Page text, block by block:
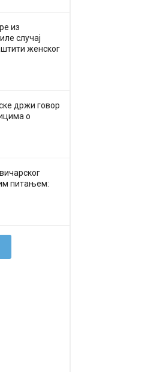
из
случај
женског
држи говор
о
питањем: